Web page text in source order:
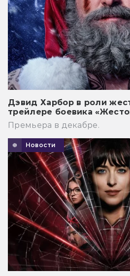
Дэвид Харбор в роли
трейлере боевика
Премьера в декабре.
Новости